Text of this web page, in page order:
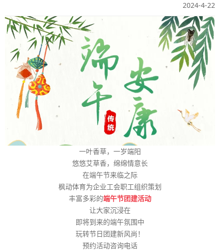
2024-4-22
一叶香草，一岁端阳
悠悠艾草香，绵绵情意长
在端午节来临之际
枫动体育为企业工会职工组织策划
丰富多彩的端午节团建活动
让大家沉浸在
即将到来的端午氛围中
玩转节日团建新风尚！
预约活动咨询电话